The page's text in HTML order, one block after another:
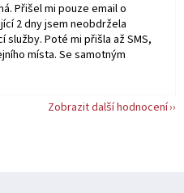
Přišel mi pouze email o
2 dny jsem neobdržela
služby. Poté mi přišla až SMS,
místa. Se samotným
Zobrazit další hodnocení